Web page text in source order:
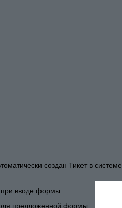
создан Тикет в
вводе формы
предложенной формы.